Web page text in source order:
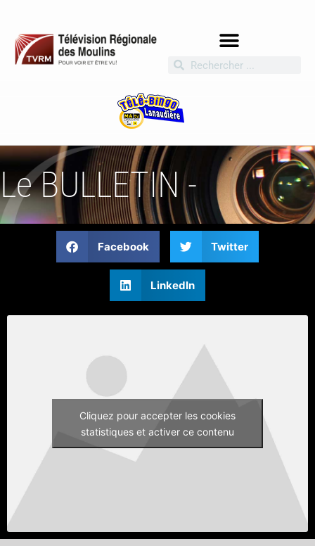
Le BULLETIN -
Facebook Twitter
LinkedIn
Cliquez pour accepter les cookies
statistiques et activer ce contenu